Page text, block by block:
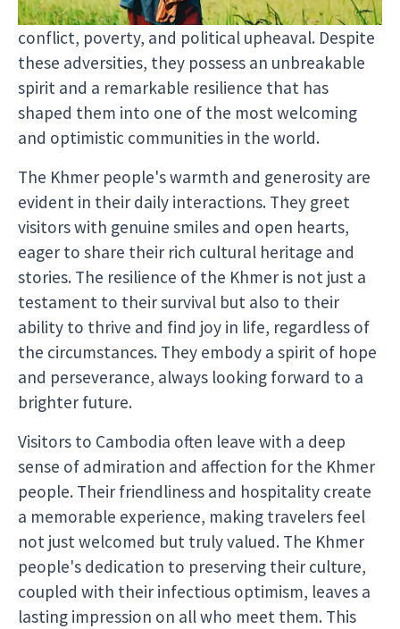
endured a challenging history marked by years of
conflict, poverty, and political upheaval. Despite
these adversities, they possess an unbreakable
spirit and a remarkable resilience that has
shaped them into one of the most welcoming
and optimistic communities in the world.
The Khmer people's warmth and generosity are
evident in their daily interactions. They greet
visitors with genuine smiles and open hearts,
eager to share their rich cultural heritage and
stories. The resilience of the Khmer is not just a
testament to their survival but also to their
ability to thrive and find joy in life, regardless of
the circumstances. They embody a spirit of hope
and perseverance, always looking forward to a
brighter future.
Visitors to Cambodia often leave with a deep
sense of admiration and affection for the Khmer
people. Their friendliness and hospitality create
a memorable experience, making travelers feel
not just welcomed but truly valued. The Khmer
people's dedication to preserving their culture,
coupled with their infectious optimism, leaves a
lasting impression on all who meet them. This